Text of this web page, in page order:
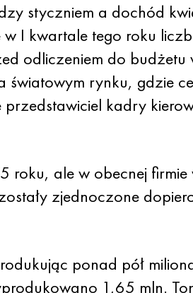
styczniem a dochód
I kwartale tego roku
odliczeniem do budżetu
światowym rynku, gdzie
kadry
ale w obecnej firmie
zjednoczone
ponad pół
1,65 mln.